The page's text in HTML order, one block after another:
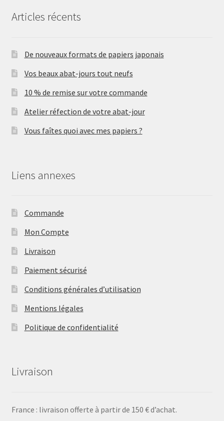
Articles récents
De nouveaux formats de papiers japonais
Vos beaux abat-jours tout neufs
10 % de remise sur votre commande
Atelier réfection de votre abat-jour
Vous faîtes quoi avec mes papiers ?
Liens annexes
Commande
Mon Compte
Livraison
Paiement sécurisé
Conditions générales d’utilisation
Mentions légales
Politique de confidentialité
Livraison
France : livraison offerte à partir de 150 € d’achat.